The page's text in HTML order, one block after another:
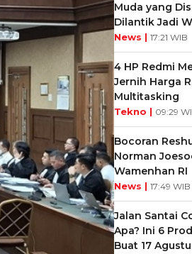
Muda yang
Dilantik Jadi
News | 17:21 WIB
4 HP Redmi
Jernih Harga
Multitasking
Tekno | 09:29
Bocoran
Norman
Wamenhan RI
News | 17:49 WIB
Jalan Santai
Apa? Ini 6
Buat 17